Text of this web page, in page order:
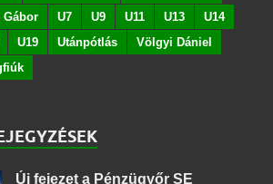
Gábor U7 U9 U11 U13
U14
U19 Utánpótlás
Völgyi Dániel
Új fejezet a Pénzügyőr SE